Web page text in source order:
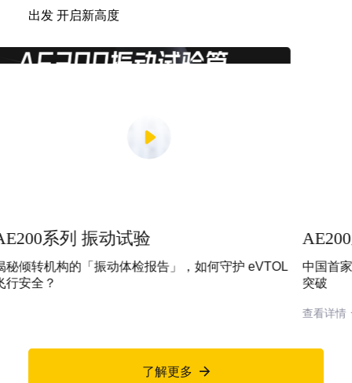
出发 开启新高度
AE200系列全倾转飞行
中国首家！全球第二！沃飞长空AE200取得关键技术
突破
了解更多 